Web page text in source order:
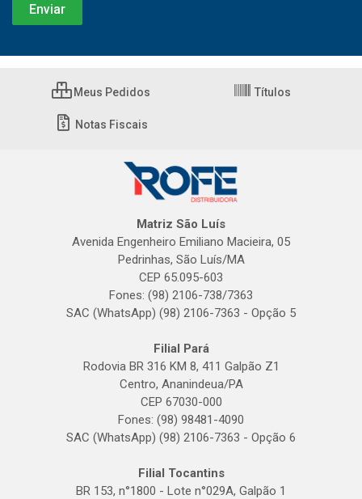
Meus Pedidos Títulos
Notas Fiscais
Matriz São Luís
Avenida Engenheiro Emiliano Macieira, 05
Pedrinhas, São Luís/MA
CEP 65.095-603
Fones: (98) 2106-738/7363
SAC (WhatsApp) (98) 2106-7363 - Opção 5
Filial Pará
Rodovia BR 316 KM 8, 411 Galpão Z1
Centro, Ananindeua/PA
CEP 67030-000
Fones: (98) 98481-4090
SAC (WhatsApp) (98) 2106-7363 - Opção 6
Filial Tocantins
BR 153, n°1800 - Lote n°029A, Galpão 1